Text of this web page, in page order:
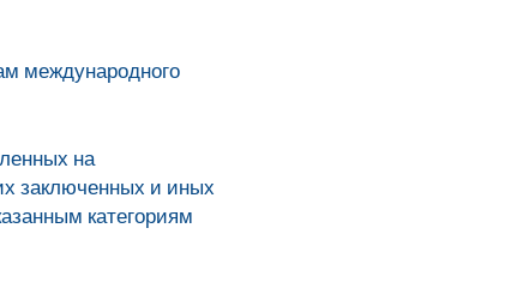
международного
на
заключенных и иных
категориям